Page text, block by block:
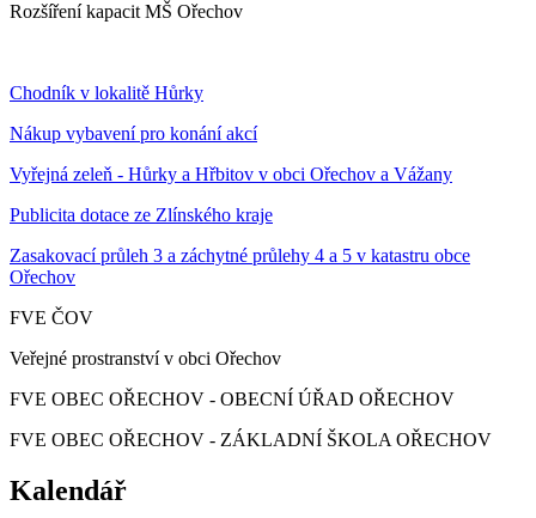
Rozšíření kapacit MŠ Ořechov
Chodník v lokalitě Hůrky
Nákup vybavení pro konání akcí
Vyřejná zeleň - Hůrky a Hřbitov v obci Ořechov a Vážany
Publicita dotace ze Zlínského kraje
Zasakovací průleh 3 a záchytné průlehy 4 a 5 v katastru obce
Ořechov
FVE ČOV
Veřejné prostranství v obci Ořechov
FVE OBEC OŘECHOV - OBECNÍ ÚŘAD OŘECHOV
FVE OBEC OŘECHOV - ZÁKLADNÍ ŠKOLA OŘECHOV
Kalendář